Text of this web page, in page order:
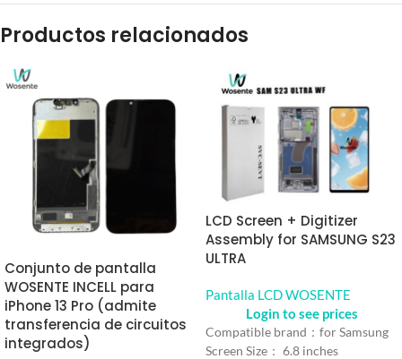
Productos relacionados
Conjunto de pantalla
WOSENTE INCELL para
iPhone 13 Pro (admite
transferencia de circuitos
integrados)
LCD Screen + Digitizer
Assembly for SAMSUNG S23
ULTRA
Pantalla LCD WOSENTE
Login to see prices
Compatible brand：for Samsung
Screen Size： 6.8 inches